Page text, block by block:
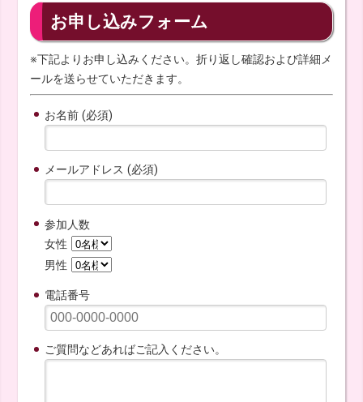
お申し込みフォーム
※下記よりお申し込みください。折り返し確認および詳細メ
ールを送らせていただきます。
お名前 (必須)
メールアドレス (必須)
参加人数
女性
男性
電話番号
ご質問などあればご記入ください。